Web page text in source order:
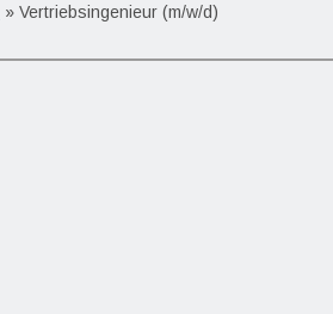
» Vertriebsingenieur (m/w/d)